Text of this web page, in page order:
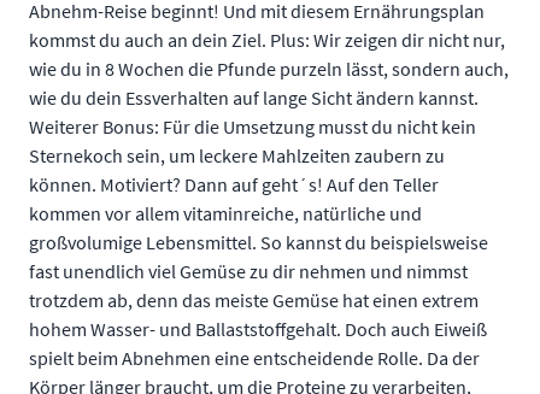
Abnehm-Reise beginnt! Und mit diesem Ernährungsplan
kommst du auch an dein Ziel. Plus: Wir zeigen dir nicht nur,
wie du in 8 Wochen die Pfunde purzeln lässt, sondern auch,
wie du dein Essverhalten auf lange Sicht ändern kannst.
Weiterer Bonus: Für die Umsetzung musst du nicht kein
Sternekoch sein, um leckere Mahlzeiten zaubern zu
können. Motiviert? Dann auf geht´s! Auf den Teller
kommen vor allem vitaminreiche, natürliche und
großvolumige Lebensmittel. So kannst du beispielsweise
fast unendlich viel Gemüse zu dir nehmen und nimmst
trotzdem ab, denn das meiste Gemüse hat einen extrem
hohem Wasser- und Ballaststoffgehalt. Doch auch Eiweiß
spielt beim Abnehmen eine entscheidende Rolle. Da der
Körper länger braucht, um die Proteine zu verarbeiten,